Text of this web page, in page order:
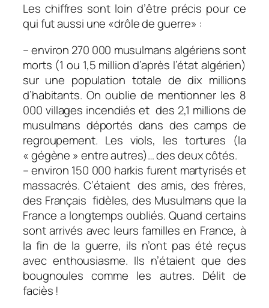
Les chiffres sont loin d’être précis pour ce
qui fut aussi une «drôle de guerre» :
– environ 270 000 musulmans algériens sont
morts (1 ou 1,5 million d’après l’état algérien)
sur une population totale de dix millions
d’habitants. On oublie de mentionner les 8
000 villages incendiés et des 2,1 millions de
musulmans déportés dans des camps de
regroupement. Les viols, les tortures (la
« gégène » entre autres)… des deux côtés.
– environ 150 000 harkis furent martyrisés et
massacrés. C’étaient des amis, des frères,
des Français fidèles, des Musulmans que la
France a longtemps oubliés. Quand certains
sont arrivés avec leurs familles en France, à
la fin de la guerre, ils n’ont pas été reçus
avec enthousiasme. Ils n’étaient que des
bougnoules comme les autres. Délit de
faciès !